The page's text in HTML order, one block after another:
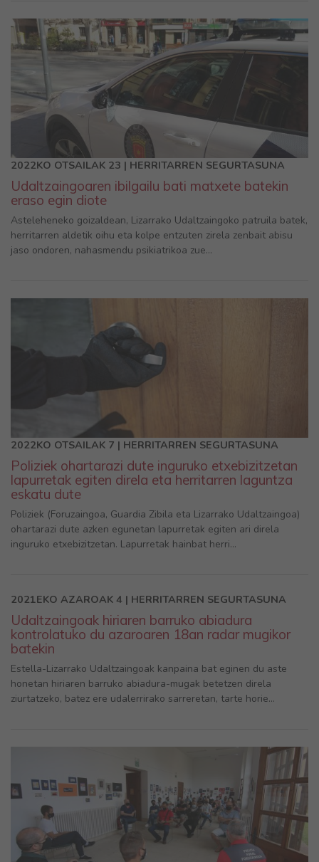
2022KO OTSAILAK 23 | HERRITARREN SEGURTASUNA
Udaltzaingoaren ibilgailu bati matxete batekin
eraso egin diote
Asteleheneko goizaldean, Lizarrako Udaltzaingoko patruila batek,
herritarren aldetik oihu eta kolpe entzuten zirela zenbait abisu
jaso ondoren, nahasmendu psikiatrikoa zue...
2022KO OTSAILAK 7 | HERRITARREN SEGURTASUNA
Poliziek ohartarazi dute inguruko etxebizitzetan
lapurretak egiten direla eta herritarren laguntza
eskatu dute
Poliziek (Foruzaingoa, Guardia Zibila eta Lizarrako Udaltzaingoa)
ohartarazi dute azken egunetan lapurretak egiten ari direla
inguruko etxebizitzetan. Lapurretak hainbat herri...
2021EKO AZAROAK 4 | HERRITARREN SEGURTASUNA
Udaltzaingoak hiriaren barruko abiadura
kontrolatuko du azaroaren 18an radar mugikor
batekin
Estella-Lizarrako Udaltzaingoak kanpaina bat eginen du aste
honetan hiriaren barruko abiadura-mugak betetzen direla
ziurtatzeko, batez ere udalerrirako sarreretan, tarte horie...